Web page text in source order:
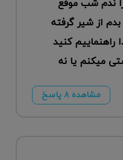
ندم شب موقع
از شیر گرفته
کنید
میکنم یا نه
مشاهده ۸ پاسخ